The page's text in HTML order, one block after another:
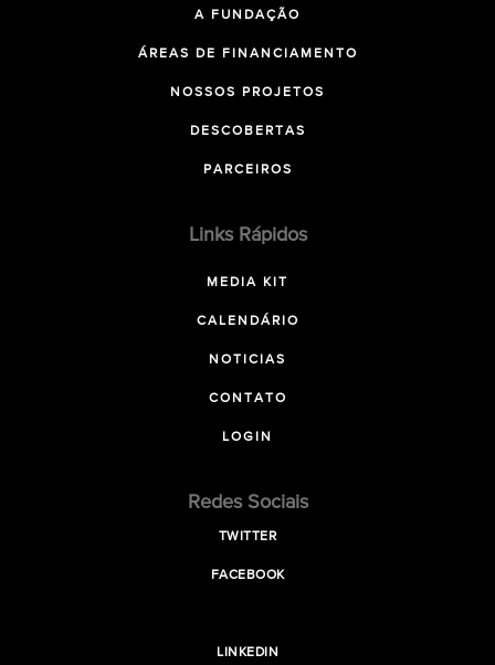
A FUNDAÇÃO
ÁREAS DE FINANCIAMENTO
NOSSOS PROJETOS
DESCOBERTAS
PARCEIROS
Links Rápidos
MEDIA KIT
CALENDÁRIO
NOTICIAS
CONTATO
LOGIN
Redes Sociais
TWITTER
FACEBOOK
LINKEDIN